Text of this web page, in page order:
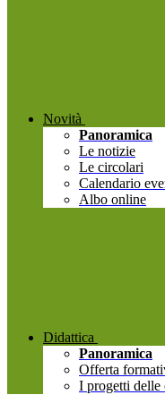
Novità
Panoramica
Le notizie
Le circolari
Calendario
Albo online
Didattica
Panoramica
Offerta
I progetti delle